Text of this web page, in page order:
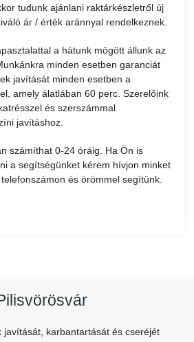
tudunk ajánlani raktárkészletről új
ár / érték aránnyal rendelkeznek.
a hátunk mögött állunk az
minden esetben garanciát
javítását minden esetben a
amely álatlában 60 perc. Szerelőink
és szerszámmal
javításhoz.
számíthat 0-24 óráig. Ha Ön is
a segítségünket kérem hívjon minket
és örömmel segítünk.
javítását, karbantartását és cseréjét